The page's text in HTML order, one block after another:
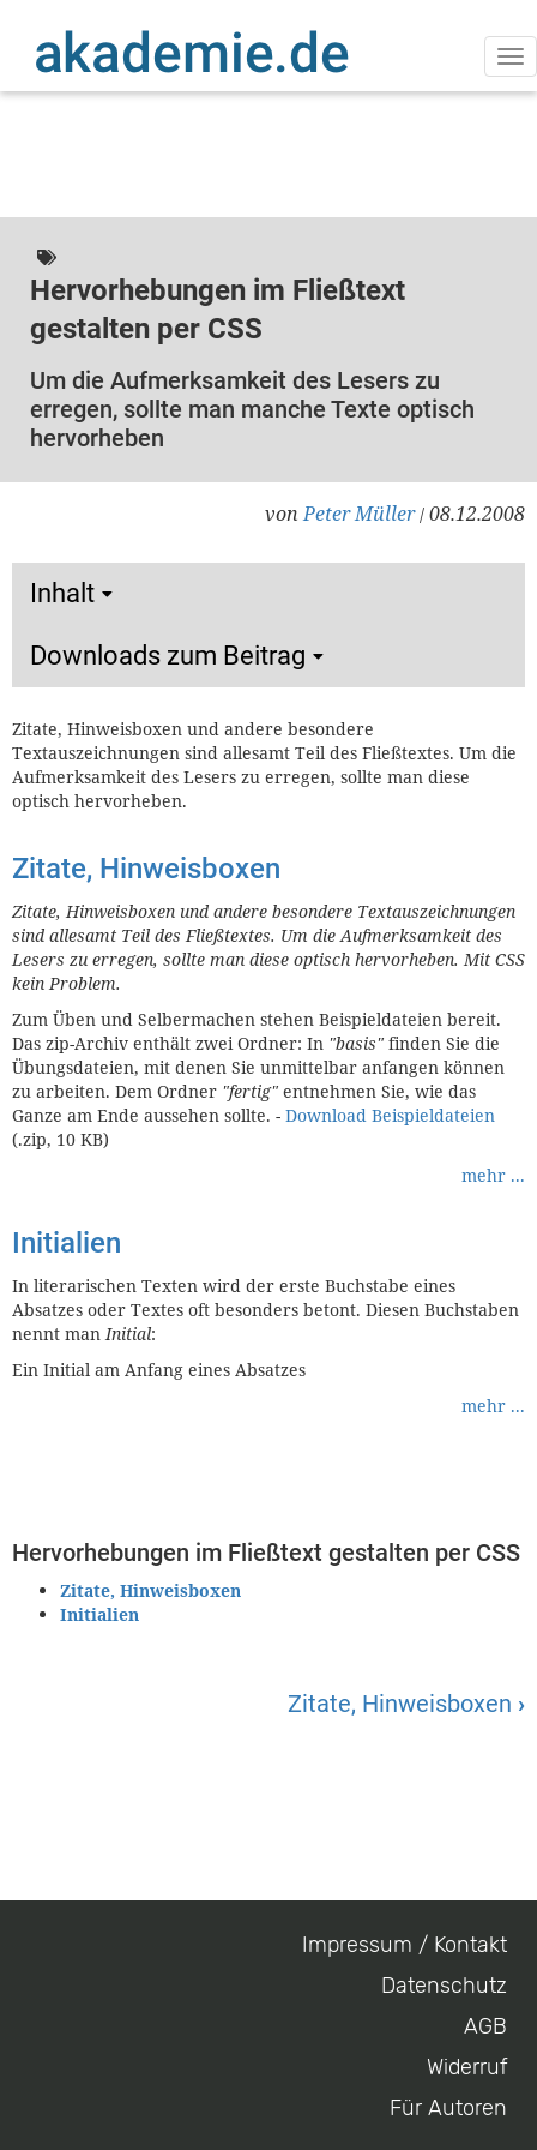
Inhalt
Hervorhebungen im Fließtext
gestalten per CSS
Um die Aufmerksamkeit des Lesers zu
erregen, sollte man manche Texte optisch
hervorheben
vonPeter Müller/ 08.12.2008
Inhalt
Downloads zum Beitrag
Zitate, Hinweisboxen und andere besondere
Textauszeichnungen sind allesamt Teil des Fließtextes. Um die
Aufmerksamkeit des Lesers zu erregen, sollte man diese
optisch hervorheben.
Zitate, Hinweisboxen
Zitate, Hinweisboxen und andere besondere Textauszeichnungen
sind allesamt Teil des Fließtextes. Um die Aufmerksamkeit des
Lesers zu erregen, sollte man diese optisch hervorheben. Mit CSS
kein Problem.
Zum Üben und Selbermachen stehen Beispieldateien bereit.
Das zip-Archiv enthält zwei Ordner: In "basis" finden Sie die
Übungsdateien, mit denen Sie unmittelbar anfangen können
zu arbeiten. Dem Ordner "fertig" entnehmen Sie, wie das
Ganze am Ende aussehen sollte. - Download Beispieldateien
(.zip, 10 KB)
mehr ...
Initialien
In literarischen Texten wird der erste Buchstabe eines
Absatzes oder Textes oft besonders betont. Diesen Buchstaben
nennt manInitial:
Ein Initial am Anfang eines Absatzes
mehr ...
Hervorhebungen im Fließtext gestalten per CSS
Zitate, Hinweisboxen
Initialien
Zitate, Hinweisboxen ›
Impressum / Kontakt
Datenschutz
AGB
Widerruf
Für Autoren